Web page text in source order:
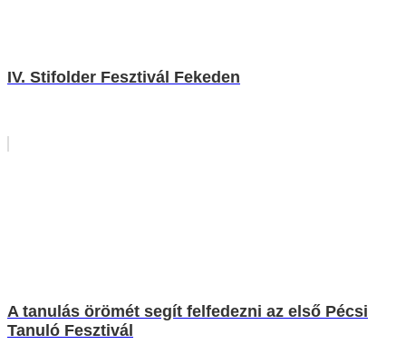
IV. Stifolder Fesztivál Fekeden
A tanulás örömét segít felfedezni az első Pécsi
Tanuló Fesztivál